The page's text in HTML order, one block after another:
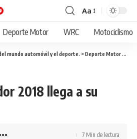
Cambiar
tamaño
fuente
Aa
Deporte Motor WRC Motociclismo
mundo automóvil y el deporte. >Deporte Motor
2018 llega a su
7 Min de lectura